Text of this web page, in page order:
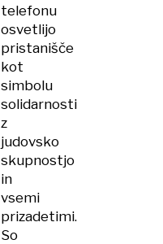
telefonu
osvetlijo
pristanišče
kot
simbolu
solidarnosti
z
judovsko
skupnostjo
in
vsemi
prizadetimi.
So